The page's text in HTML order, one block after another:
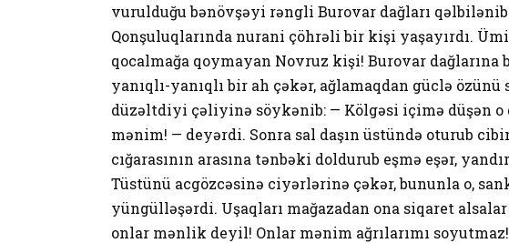
vurulduğu bənövşəyi rəngli Burovar dağları qəlbilənib
Qonşuluqlarında nurani çöhrəli bir kişi yaşayırdı.
qocalmağa qoymayan Novruz kişi! Burovar dağlarına
yanıqlı-yanıqlı bir ah çəkər, ağlamaqdan güclə özünü
düzəltdiyi çəliyinə söykənib: — Kölgəsi içimə düşən o
mənim! — deyərdi. Sonra sal daşın üstündə oturub
cığarasının arasına tənbəki doldurub eşmə eşər,
Tüstünü acgözcəsinə ciyərlərinə çəkər, bununla o,
yüngülləşərdi. Uşaqları mağazadan ona siqaret alsalar
onlar mənlik deyil! Onlar mənim ağrılarımı